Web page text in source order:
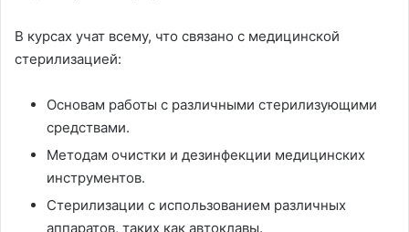
В курсах учат всему, что связано с медицинской
стерилизацией:
Основам работы с различными стерилизующими
средствами.
Методам очистки и дезинфекции медицинских
инструментов.
Стерилизации с использованием различных
аппаратов, таких как автоклавы.